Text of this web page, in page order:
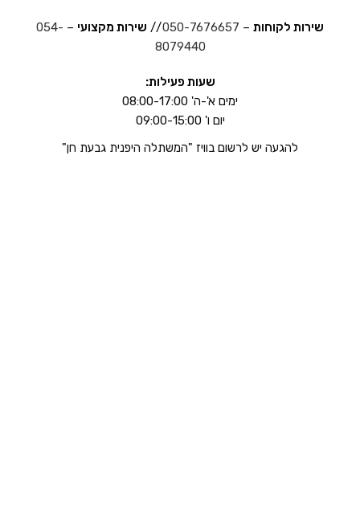
שירות לקוחות –
050-7676657
// שירות מקצועי –
054-
8079440
שעות פעילות:
ימים א'-ה' 08:00-17:00
יום ו' 09:00-15:00
להגעה יש לרשום בוויז "המשתלה היפנית גבעת חן"